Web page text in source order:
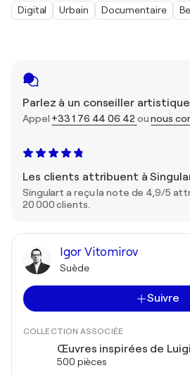
Parlez à un conseiller artistique
Appel +33 1 76 44 06 42 ounous
Les clients attribuent à
Singulart a reçu la note de 4,9/5
20 000 clients.
Igor Vitomirov
Suède
Suivre
COLLECTION ASSOCIÉE
Œuvres inspirées de
500 pièces
Digital Urbain Documentaire